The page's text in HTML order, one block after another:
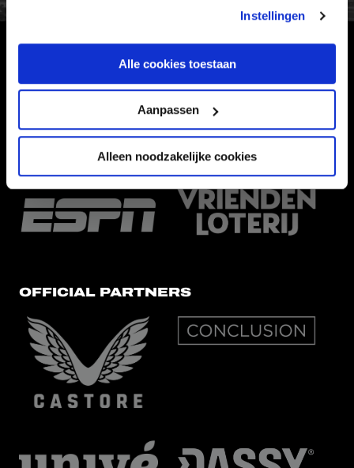
Instellingen
Alle cookies toestaan
Aanpassen
Alleen noodzakelijke cookies
HOOFDSPONSOR
EREDIVISIEPARTNERS
OFFICIAL PARTNERS